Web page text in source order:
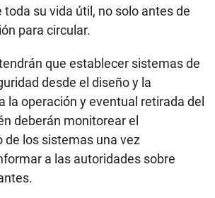
su vida útil, no solo antes de
para circular.
que establecer sistemas de
desde el diseño y la
la operación y eventual retirada del
deberán monitorear el
los sistemas una vez
a las autoridades sobre